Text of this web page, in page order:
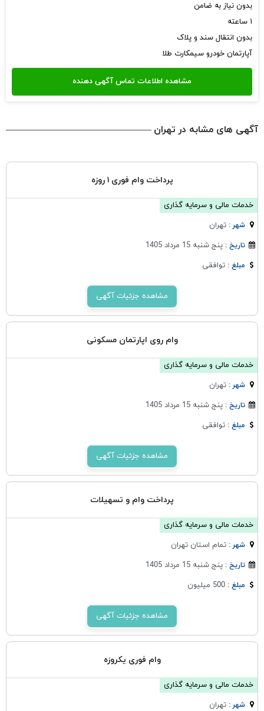
بدون نیاز به ضامن
۱ ساعته
بدون انتقال سند و پلاک
آپارتمان خودرو سیمکارت طلا
آگهی های مشابه در تهران
پرداخت وام فوری ۱ روزه
خدمات مالی و سرمایه گذاری
شهر :تهران
تاریخ :پنج شنبه 15 مرداد 1405
مبلغ :توافقی
مشاهده جزئیات آگهی
وام روی اپارتمان مسکونی
خدمات مالی و سرمایه گذاری
شهر :تهران
تاریخ :پنج شنبه 15 مرداد 1405
مبلغ :توافقی
مشاهده جزئیات آگهی
پرداخت وام و تسهیلات
خدمات مالی و سرمایه گذاری
شهر :تمام استان تهران
تاریخ :پنج شنبه 15 مرداد 1405
مبلغ :500 میلیون
مشاهده جزئیات آگهی
وام فوری یکروزه
خدمات مالی و سرمایه گذاری
شهر :تهران